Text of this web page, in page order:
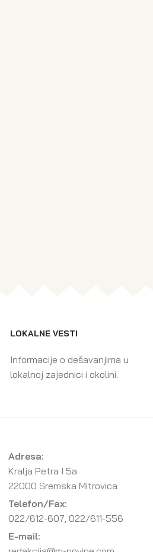
LOKALNE VESTI
Informacije o dešavanjima u
lokalnoj zajednici i okolini.
Adresa:
Kralja Petra I 5a
22000 Sremska Mitrovica
Telefon/Fax:
022/612-607, 022/611-556
E-mail: